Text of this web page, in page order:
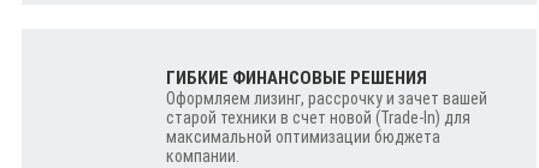
ГИБКИЕ ФИНАНСОВЫЕ РЕШЕНИЯ
Оформляем лизинг, рассрочку и зачет вашей
старой техники в счет новой (Trade-In) для
максимальной оптимизации бюджета
компании.